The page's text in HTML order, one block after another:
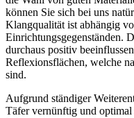
können Sie sich bei uns
Klangqualität ist abhängig
Einrichtungsgegenständen.
durchaus positiv
Reflexionsflächen, welche
sind.
Aufgrund ständiger
Täfer vernünftig und optimal